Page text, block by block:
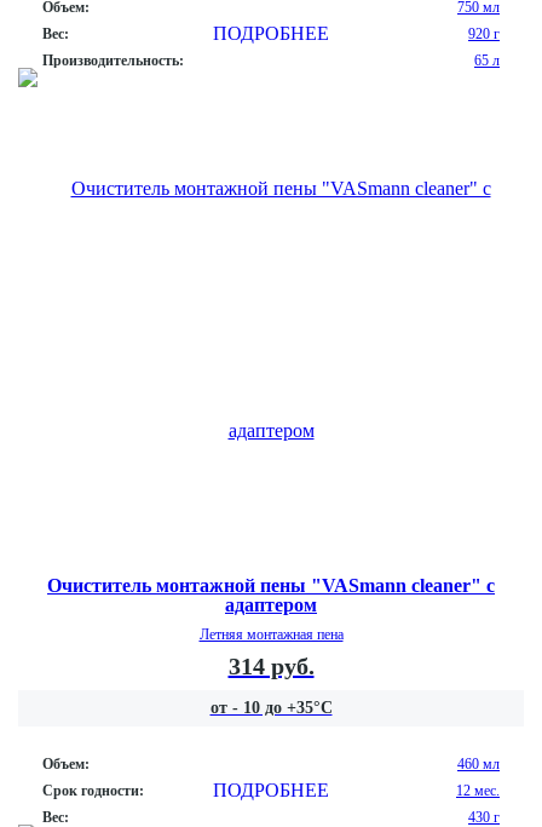
Объем:
750 мл
Вес:
920 г
Производительность:
65 л
ПОДРОБНЕЕ
Очиститель монтажной пены "VASmann cleaner" с
адаптером
Летняя монтажная пена
314 руб.
от - 10 до +35°С
Объем:
460 мл
Срок годности:
12 мес.
Вес:
430 г
ПОДРОБНЕЕ